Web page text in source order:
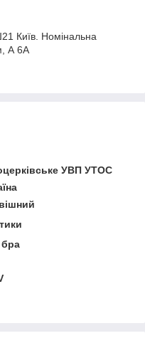
Київ. Номінальна
А 6А
УВП УТОС